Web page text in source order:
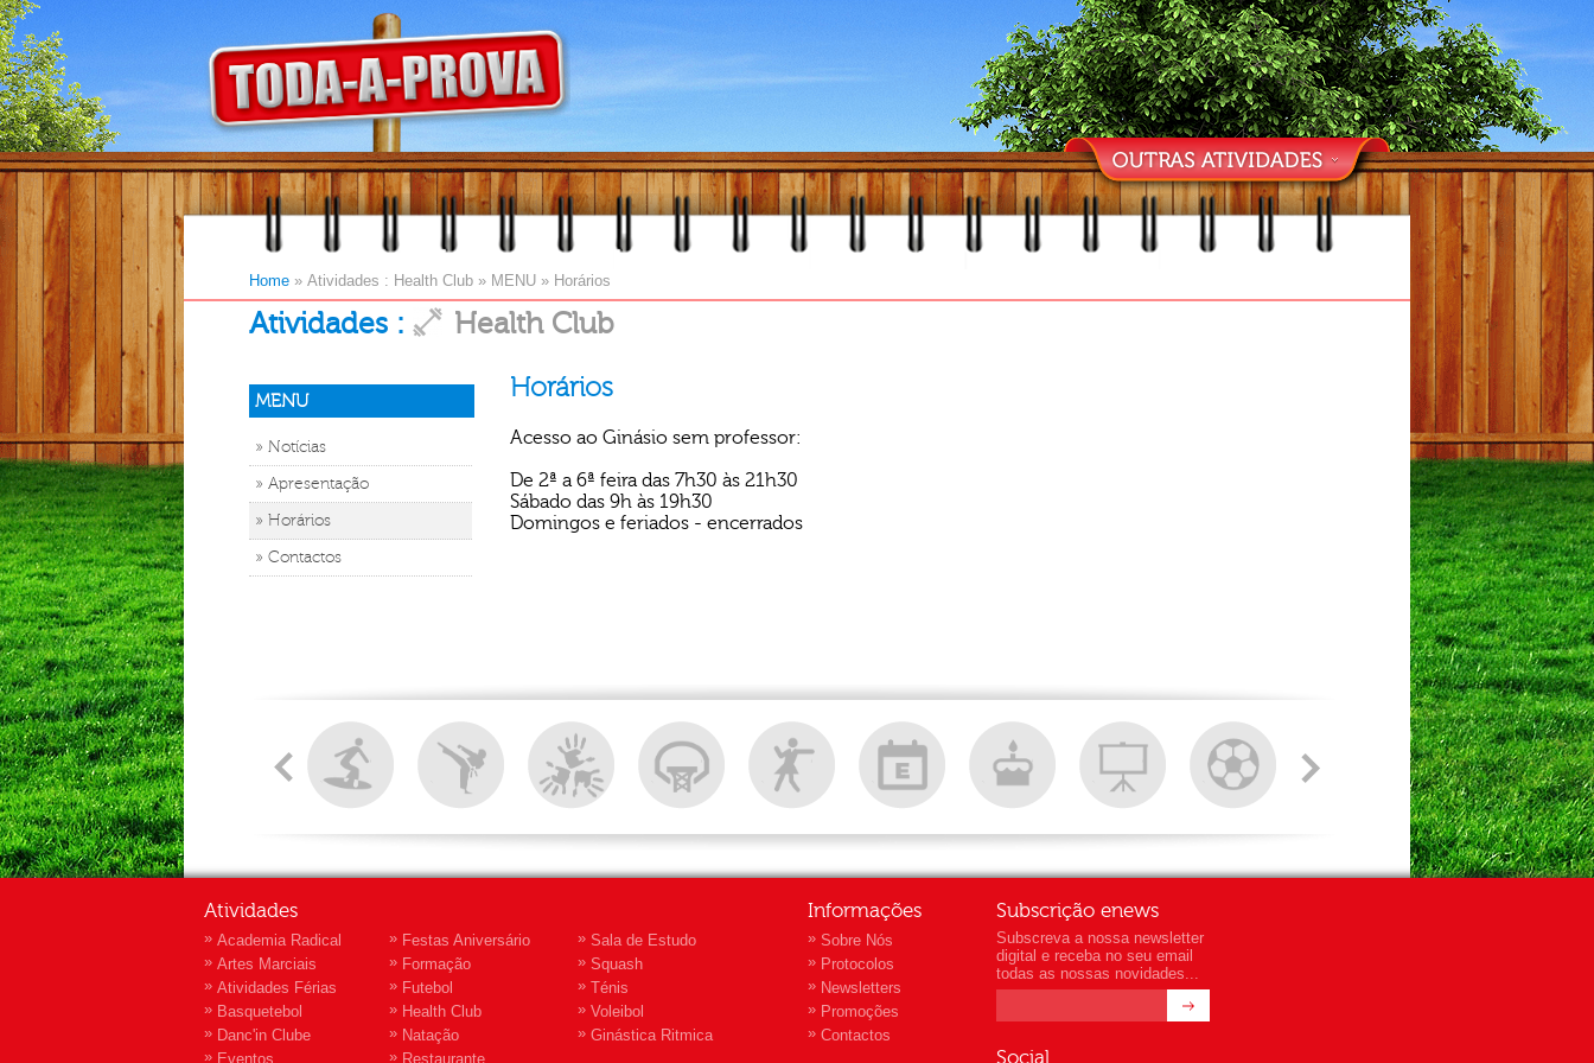
Home » Atividades : Health Club » MENU » Horários
Atividades : Health Club
MENU
» Notícias
» Apresentação
» Horários
» Contactos
Horários
Acesso ao Ginásio sem professor:
De 2ª a 6ª feira das 7h30 às 21h30
Sábado das 9h às 19h30
Domingos e feriados - encerrados
Atividades
» Academia Radical
» Artes Marciais
» Atividades Férias
» Basquetebol
» Danc'in Clube
» Eventos
» Festas Aniversário
» Formação
» Futebol
» Health Club
» Natação
» Restaurante
» Sala de Estudo
» Squash
» Ténis
» Voleibol
» Ginástica Ritmica
Informações
» Sobre Nós
» Protocolos
» Newsletters
» Promoções
» Contactos
Subscrição enews
Subscreva a nossa newsletter
digital e receba no seu email
todas as nossas novidades...
Social